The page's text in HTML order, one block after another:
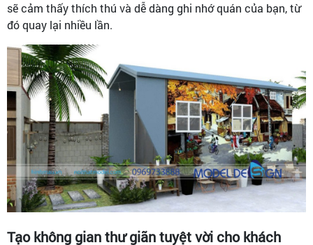
sẽ cảm thấy thích thú và dễ dàng ghi nhớ quán của bạn, từ
đó quay lại nhiều lần.
Tạo không gian thư giãn tuyệt vời cho khách